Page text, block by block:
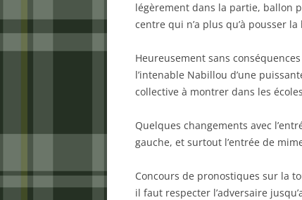
légèrement dans la partie, ballon
centre qui n’a plus qu’à pousser
Heureusement sans
l’intenable Nabillou d’une
collective à montrer dans les
Quelques changements avec
gauche, et surtout l’entrée de
Concours de pronostiques sur la
il faut respecter l’adversaire